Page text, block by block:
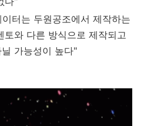
터는 두원공조에서 제작하는
토와 다른 방식으로 제작되고
가능성이 높다"